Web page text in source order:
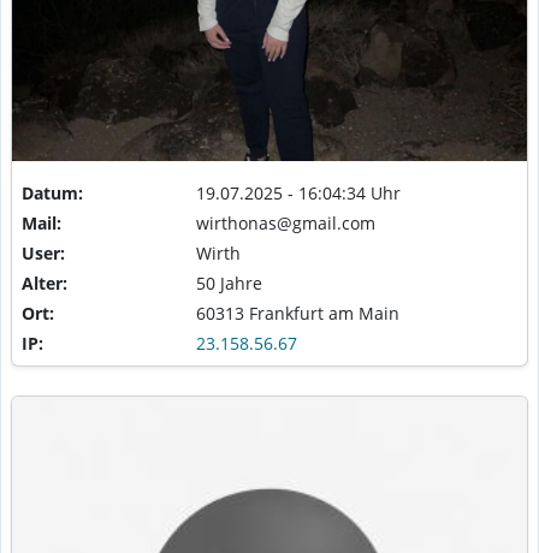
Datum:
19.07.2025 - 16:04:34 Uhr
Mail:
wirthonas@gmail.com
User:
Wirth
Alter:
50 Jahre
Ort:
60313 Frankfurt am Main
IP:
23.158.56.67